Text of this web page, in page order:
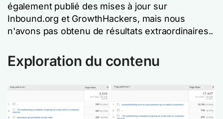
également publié des mises à jour sur
Inbound.org et GrowthHackers, mais nous
n'avons pas obtenu de résultats extraordinaires..
Exploration du contenu